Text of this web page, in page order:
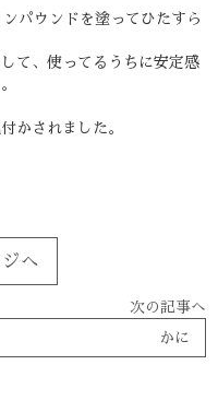
パウンドを塗ってひたすら
て、使ってるうちに安定感
かされました。
へ
次の記事へ
かに